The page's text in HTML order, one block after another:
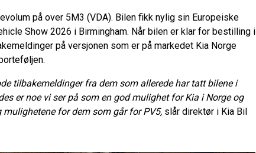
på over 5M3 (VDA). Bilen fikk nylig sin Europeiske
Show 2026 i Birmingham. Når bilen er klar for bestilling i
på versjonen som er på markedet Kia Norge
tilbakemeldinger fra dem som allerede har tatt bilene i
er noe vi ser på som en god mulighet for Kia i Norge og
for dem som går for PV5, slår direktør i Kia Bil